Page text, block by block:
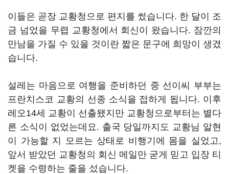
이들은 곧장 교황청으로 편지를 썼습니다. 한 달이 조
금 넘었을 무렵 교황청에서 회신이 왔습니다. 잠깐의
만남을 가질 수 있을 것이란 짧은 문구에 희망이 생겼
습니다.
설레는 마음으로 여행을 준비하던 중 선이씨 부부는
프란치스코 교황의 선종 소식을 접하게 됩니다. 이후
레오14세 교황이 선출됐지만 교황청으로부터는 별다
른 소식이 없었는데요. 출국 당일까지도 교황님 알현
이 가능할 지 모르는 상태로 비행기에 몸을 실었고,
앞서 받았던 교황청의 회신 메일만 굳게 믿고 입장 티
켓을 수령하는 줄을 섰습니다.